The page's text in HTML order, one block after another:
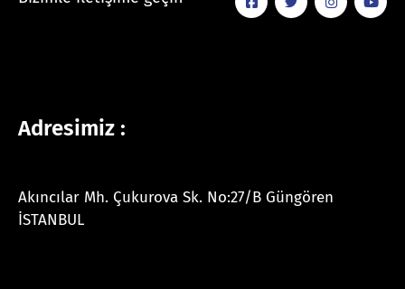
Adresimiz :
Akıncılar Mh. Çukurova Sk. No:27/B Güngören
İSTANBUL